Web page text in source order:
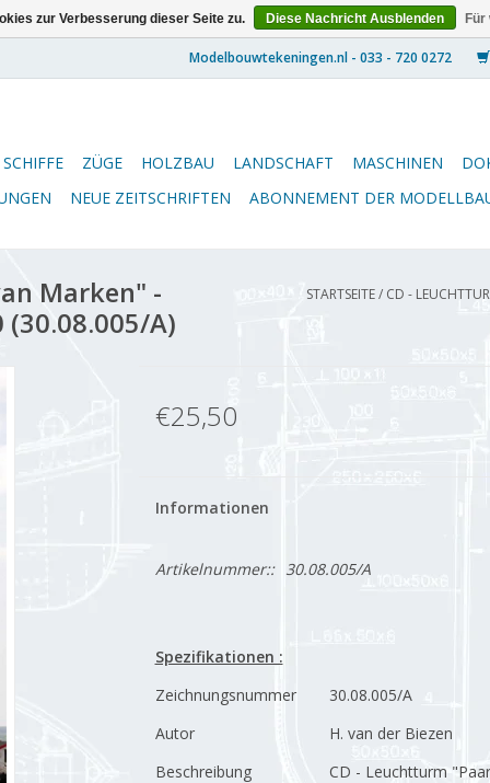
SCHIFFE ZÜGE HOLZBAU LANDSCHAFT MASCHINEN
NEUE ZEITSCHRIFTEN ABONNEMENT DER
Marken" -
A)
STARTSEITE/ CD -
€25,50
Informationen
Artikelnummer:: 30.08.005/A
Spezifikationen :
Zeichnungsnummer
30.08.005/A
Autor
H. van der Biezen
Beschreibung
CD - Leuchtturm
zur Verbesserung dieser Seite zu. Diese Nachricht Ausblenden